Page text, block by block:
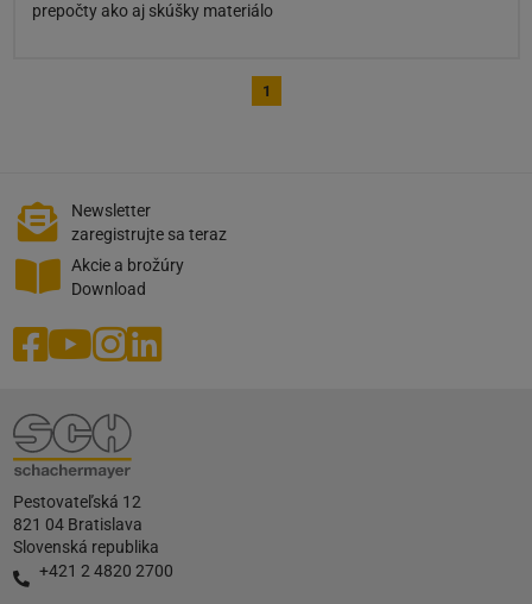
prepočty ako aj skúšky materiálo
1
Newsletter
zaregistrujte sa teraz
Akcie a brožúry
Download
Pestovateľská 12
821 04 Bratislava
Slovenská republika
+421 2 4820 2700